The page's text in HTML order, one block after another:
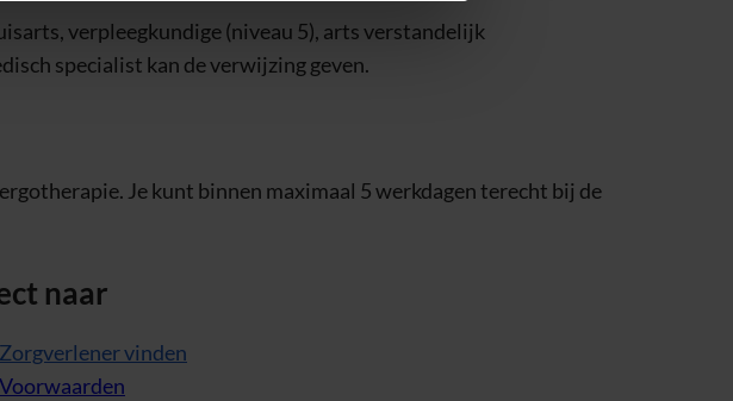
verpleegkundige (niveau 5), arts verstandelijk
specialist kan de verwijzing geven.
Je kunt binnen maximaal 5 werkdagen terecht bij de
naar
Zorgverlener vinden
Voorwaarden